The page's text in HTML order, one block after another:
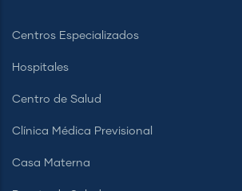
Centros Especializados
Hospitales
Centro de Salud
Clínica Médica Previsional
Casa Materna